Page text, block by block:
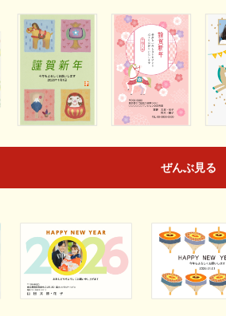
ぜんぶ見る